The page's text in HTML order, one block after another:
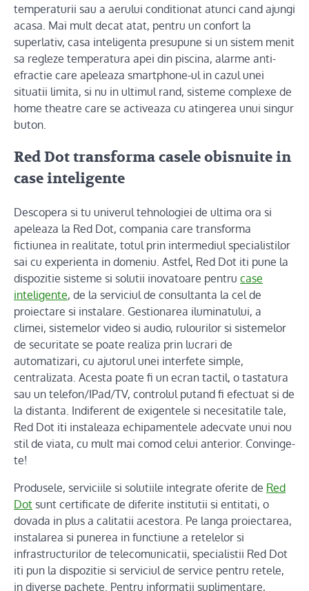
temperaturii sau a aerului conditionat atunci cand ajungi
acasa. Mai mult decat atat, pentru un confort la
superlativ, casa inteligenta presupune si un sistem menit
sa regleze temperatura apei din piscina, alarme anti-
efractie care apeleaza smartphone-ul in cazul unei
situatii limita, si nu in ultimul rand, sisteme complexe de
home theatre care se activeaza cu atingerea unui singur
buton.
Red Dot transforma casele obisnuite in
case inteligente
Descopera si tu univerul tehnologiei de ultima ora si
apeleaza la Red Dot, compania care transforma
fictiunea in realitate, totul prin intermediul specialistilor
sai cu experienta in domeniu. Astfel, Red Dot iti pune la
dispozitie sisteme si solutii inovatoare pentru case
inteligente, de la serviciul de consultanta la cel de
proiectare si instalare. Gestionarea iluminatului, a
climei, sistemelor video si audio, rulourilor si sistemelor
de securitate se poate realiza prin lucrari de
automatizari, cu ajutorul unei interfete simple,
centralizata. Acesta poate fi un ecran tactil, o tastatura
sau un telefon/IPad/TV, controlul putand fi efectuat si de
la distanta. Indiferent de exigentele si necesitatile tale,
Red Dot iti instaleaza echipamentele adecvate unui nou
stil de viata, cu mult mai comod celui anterior. Convinge-
te!
Produsele, serviciile si solutiile integrate oferite de Red
Dot sunt certificate de diferite institutii si entitati, o
dovada in plus a calitatii acestora. Pe langa proiectarea,
instalarea si punerea in functiune a retelelor si
infrastructurilor de telecomunicatii, specialistii Red Dot
iti pun la dispozitie si serviciul de service pentru retele,
in diverse pachete. Pentru informatii suplimentare,